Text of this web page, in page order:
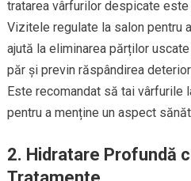
tratarea vârfurilor despicate
Vizitele regulate la salon pentru
ajută la eliminarea părților
păr și previn răspândirea
Este recomandat să tai vârfurile
pentru a menține un aspect
2. Hidratare Profundă